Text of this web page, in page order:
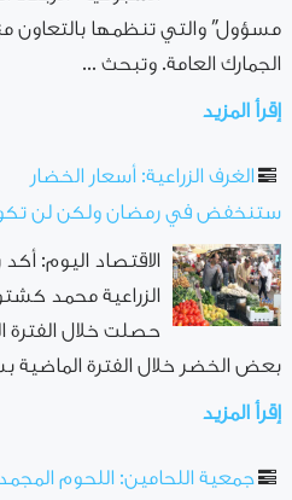
مسؤول” والتي تنظمها بالتعاون مع
الجمارك العامة. وتبحث ...
إقرأ المزيد
الغرف الزراعية: أسعار الخضار
ستنخفض في رمضان ولكن لن
الاقتصاد اليوم:
الزراعية محمد
حصلت خلال الفترة
بعض الخضر خلال الفترة
إقرأ المزيد
جمعية اللحامين: اللحوم